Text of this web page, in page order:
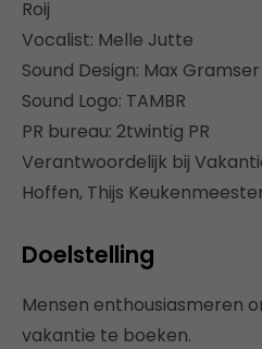
Roij
Vocalist: Melle Jutte
Sound Design: Max
Sound Logo: TAMBR
PR bureau: 2twintig PR
Verantwoordelijk bij
Hoffen, Thijs
Doelstelling
Mensen enthousiasmeren
vakantie te boeken.